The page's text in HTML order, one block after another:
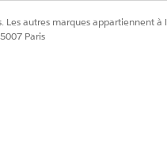
autres marques appartiennent à
Paris